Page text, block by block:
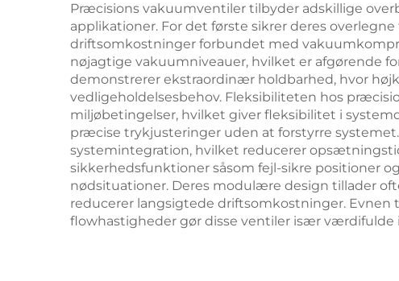
Præcisions vakuumventiler tilbyder adskillige
applikationer. For det første sikrer deres
driftsomkostninger forbundet med
nøjagtige vakuumniveauer, hvilket er afgørende
demonstrerer ekstraordinær holdbarhed, hvor
vedligeholdelsesbehov. Fleksibiliteten hos
miljøbetingelser, hvilket giver fleksibilitet i
præcise trykjusteringer uden at forstyrre
systemintegration, hvilket reducerer
sikkerhedsfunktioner såsom fejl-sikre positioner
nødsituationer. Deres modulære design tillader
reducerer langsigtede driftsomkostninger.
flowhastigheder gør disse ventiler især værdifulde